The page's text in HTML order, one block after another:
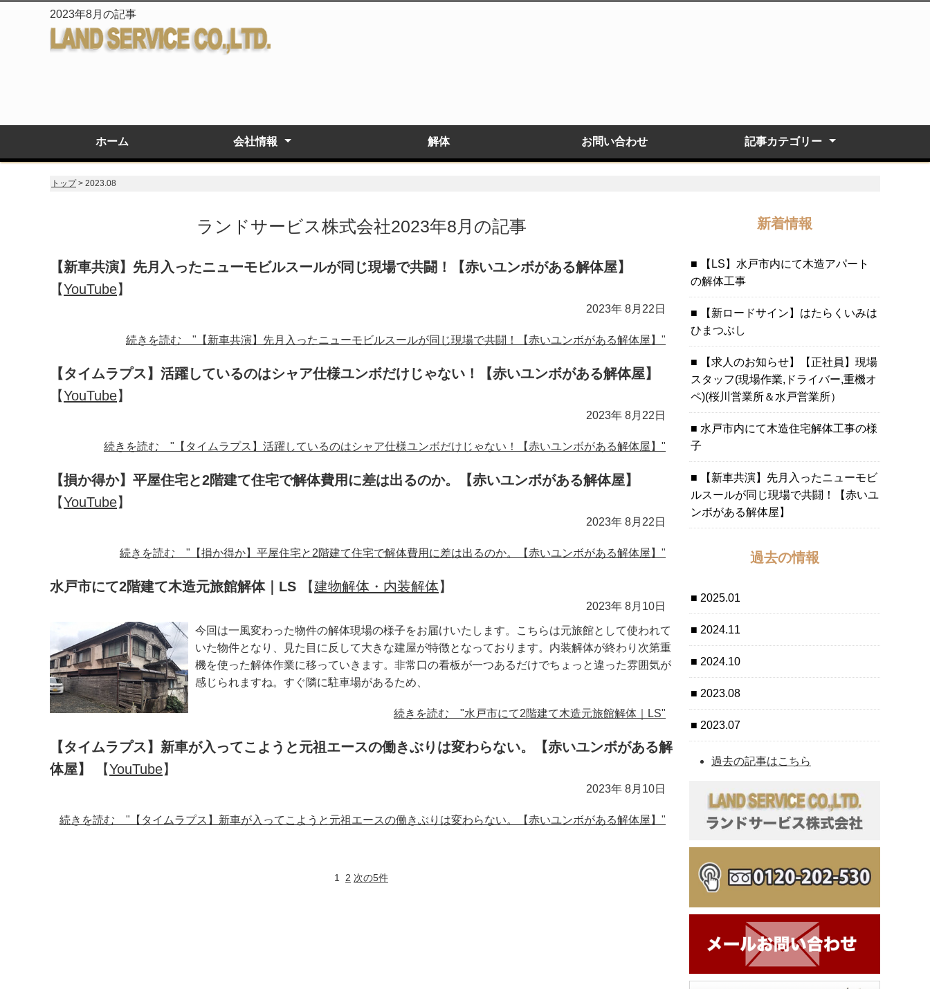
2023年8月の記事
ホーム 会社情報 解体 お問い合わせ 記事カテゴリー
トップ> 2023.08
ランドサービス株式会社2023年8月の記事
【新車共演】先月入ったニューモビルスールが同じ現場で共闘！【赤いユンボがある解体屋】
【YouTube】
2023年 8月22日
続きを読む "【新車共演】先月入ったニューモビルスールが同じ現場で共闘！【赤いユンボがある解体屋】"
【タイムラプス】活躍しているのはシャア仕様ユンボだけじゃない！【赤いユンボがある解体屋】
【YouTube】
2023年 8月22日
続きを読む "【タイムラプス】活躍しているのはシャア仕様ユンボだけじゃない！【赤いユンボがある解体屋】"
【損か得か】平屋住宅と2階建て住宅で解体費用に差は出るのか。【赤いユンボがある解体屋】
【YouTube】
2023年 8月22日
続きを読む "【損か得か】平屋住宅と2階建て住宅で解体費用に差は出るのか。【赤いユンボがある解体屋】"
水戸市にて2階建て木造元旅館解体｜LS 【建物解体・内装解体】
2023年 8月10日
今回は一風変わった物件の解体現場の様子をお届けいたします。こちらは元旅館として使われて
いた物件となり、見た目に反して大きな建屋が特徴となっております。内装解体が終わり次第重
機を使った解体作業に移っていきます。非常口の看板が一つあるだけでちょっと違った雰囲気が
感じられますね。すぐ隣に駐車場があるため、
続きを読む "水戸市にて2階建て木造元旅館解体｜LS"
【タイムラプス】新車が入ってこようと元祖エースの働きぶりは変わらない。【赤いユンボがある解
体屋】
【YouTube】
2023年 8月10日
続きを読む "【タイムラプス】新車が入ってこようと元祖エースの働きぶりは変わらない。【赤いユンボがある解体屋】"
1 2 次の5件
新着情報
【LS】水戸市内にて木造アパート
の解体工事
【新ロードサイン】はたらくいみは
ひまつぶし
【求人のお知らせ】【正社員】現場
スタッフ(現場作業,ドライバー,重機オ
ペ)(桜川営業所＆水戸営業所）
水戸市内にて木造住宅解体工事の様
子
【新車共演】先月入ったニューモビ
ルスールが同じ現場で共闘！【赤いユ
ンボがある解体屋】
過去の情報
2025.01
2024.11
2024.10
2023.08
2023.07
過去の記事はこちら